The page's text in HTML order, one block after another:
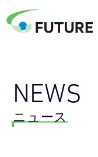
NEWS
ニュース